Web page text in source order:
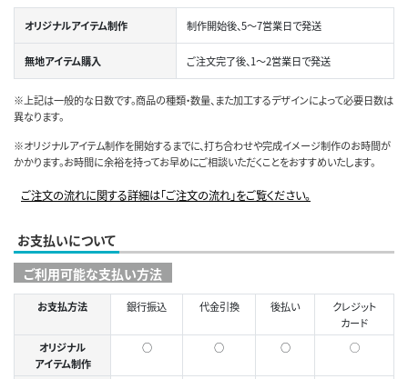
オリジナルアイテム制作 制作開始後、5～7営業日で発送
無地アイテム購入 ご注文完了後、1～2営業日で発送
※上記は一般的な日数です。商品の種類・数量、また加工するデザインによって必要日数は
異なります。
※オリジナルアイテム制作を開始するまでに、打ち合わせや完成イメージ制作のお時間が
かかります。お時間に余裕を持ってお早めにご相談いただくことをおすすめいたします。
ご注文の流れに関する詳細は「ご注文の流れ」をご覧ください。
お支払いについて
ご利用可能な支払い方法
お支払方法 銀行振込 代金引換 後払い
クレジット
カード
オリジナル
アイテム制作
○ ○ ○ ◯